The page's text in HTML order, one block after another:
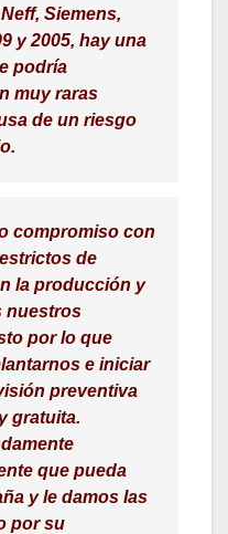
Siemens,
y 2005, hay una
podría
muy raras
de un riesgo
compromiso con
de
la producción y
nuestros
por lo que
e iniciar
preventiva
gratuita.
que pueda
y le damos las
por su